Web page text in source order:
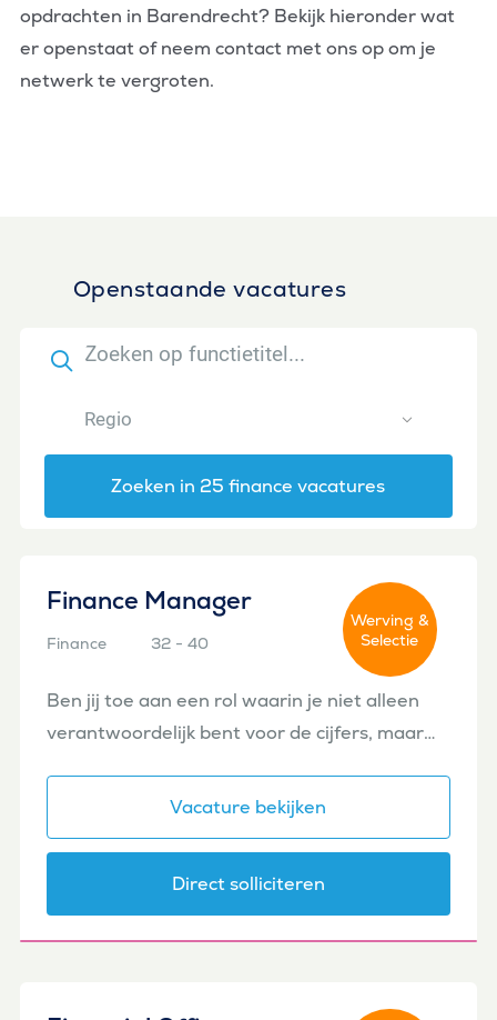
opdrachten in Barendrecht? Bekijk hieronder wat
er openstaat of neem contact met ons op om je
netwerk te vergroten.
Openstaande vacatures
Zoeken in 25 finance vacatures
Finance Manager
Finance
32 - 40
Werving &
Selectie
Ben jij toe aan een rol waarin je niet alleen
verantwoordelijk bent voor de cijfers, maar
ontwikkeling van de business én het finance
team? Voor ee...
Vacature bekijken
Direct solliciteren